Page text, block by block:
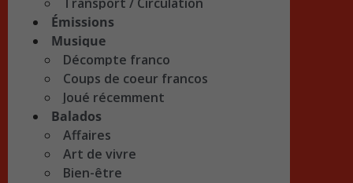
Émissions
Musique
Décompte franco
Coups de coeur francos
Joué récemment
Balados
Affaires
Art de vivre
Bien-être